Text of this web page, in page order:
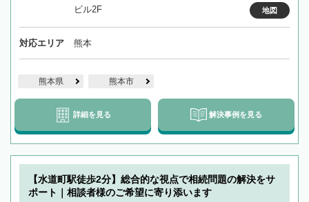
ビル2F
地図
対応エリア 熊本
熊本県 熊本市
詳細を見る 解決事例を見る
【水道町駅徒歩2分】総合的な視点で相続問題の解決をサ
ポート｜相談者様のご希望に寄り添います